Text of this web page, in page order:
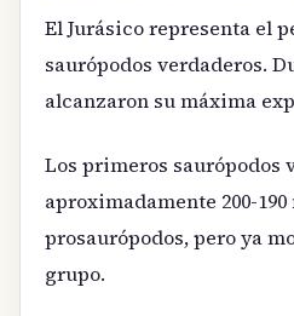
El Jurásico representa el
saurópodos verdaderos.
alcanzaron su máxima
Los primeros saurópodos
aproximadamente 200-
prosaurópodos, pero ya
grupo.